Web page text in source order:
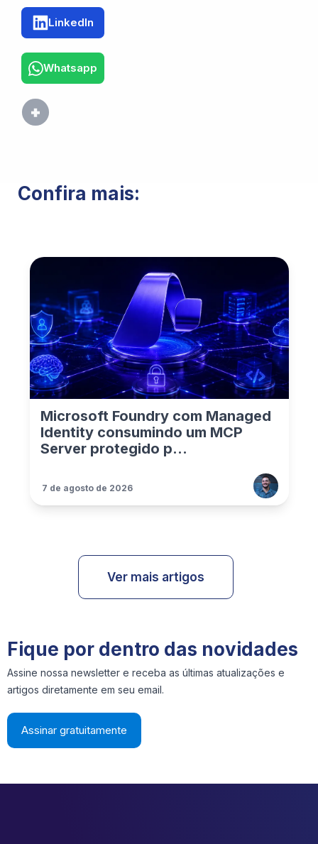
LinkedIn
Whatsapp
Confira mais:
Microsoft Foundry com Managed
Identity consumindo um MCP
Server protegido p...
7 de agosto de 2026
Ver mais artigos
Fique por dentro das novidades
Assine nossa newsletter e receba as últimas atualizações e
artigos diretamente em seu email.
Assinar gratuitamente